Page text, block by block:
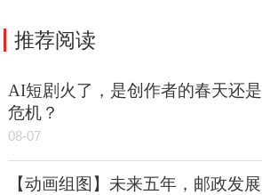
推荐阅读
AI短剧火了，是创作者的春天还是
危机？
08-07
【动画组图】未来五年，邮政发展